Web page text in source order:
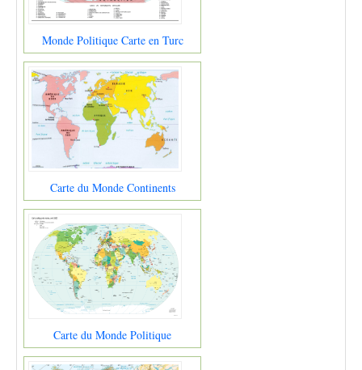
Monde Politique Carte en Turc
Carte du Monde Continents
Carte du Monde Politique